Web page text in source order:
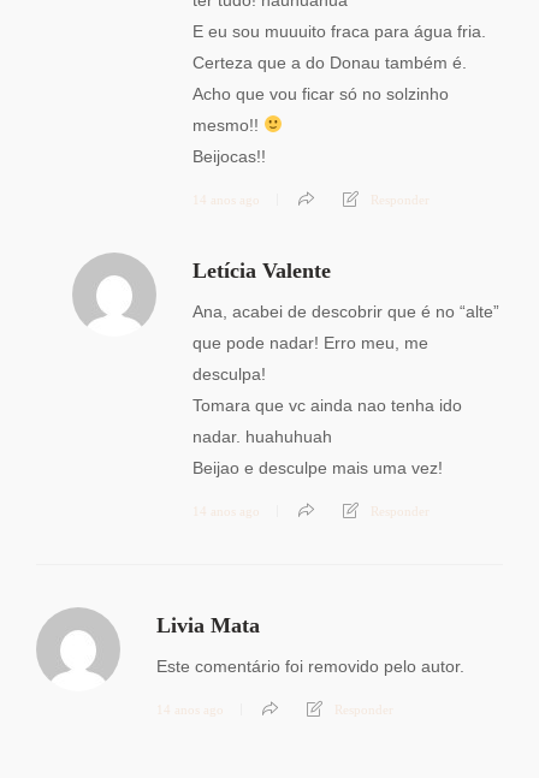
E eu sou muuuito fraca para água fria.
Certeza que a do Donau também é.
Acho que vou ficar só no solzinho
mesmo!!
Beijocas!!
14 anos ago Responder
Letícia Valente
Ana, acabei de descobrir que é no “alte”
que pode nadar! Erro meu, me
desculpa!
Tomara que vc ainda nao tenha ido
nadar. huahuhuah
Beijao e desculpe mais uma vez!
14 anos ago Responder
Livia Mata
Este comentário foi removido pelo autor.
14 anos ago Responder